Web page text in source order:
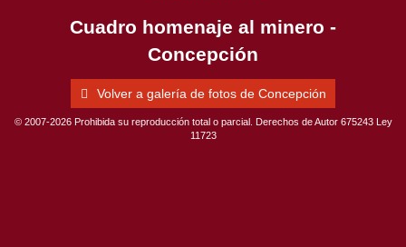
Cuadro homenaje al minero -
Concepción
Volver a galería de fotos de Concepción
© 2007-2026 Prohibida su reproducción total o parcial. Derechos de Autor 675243 Ley
11723